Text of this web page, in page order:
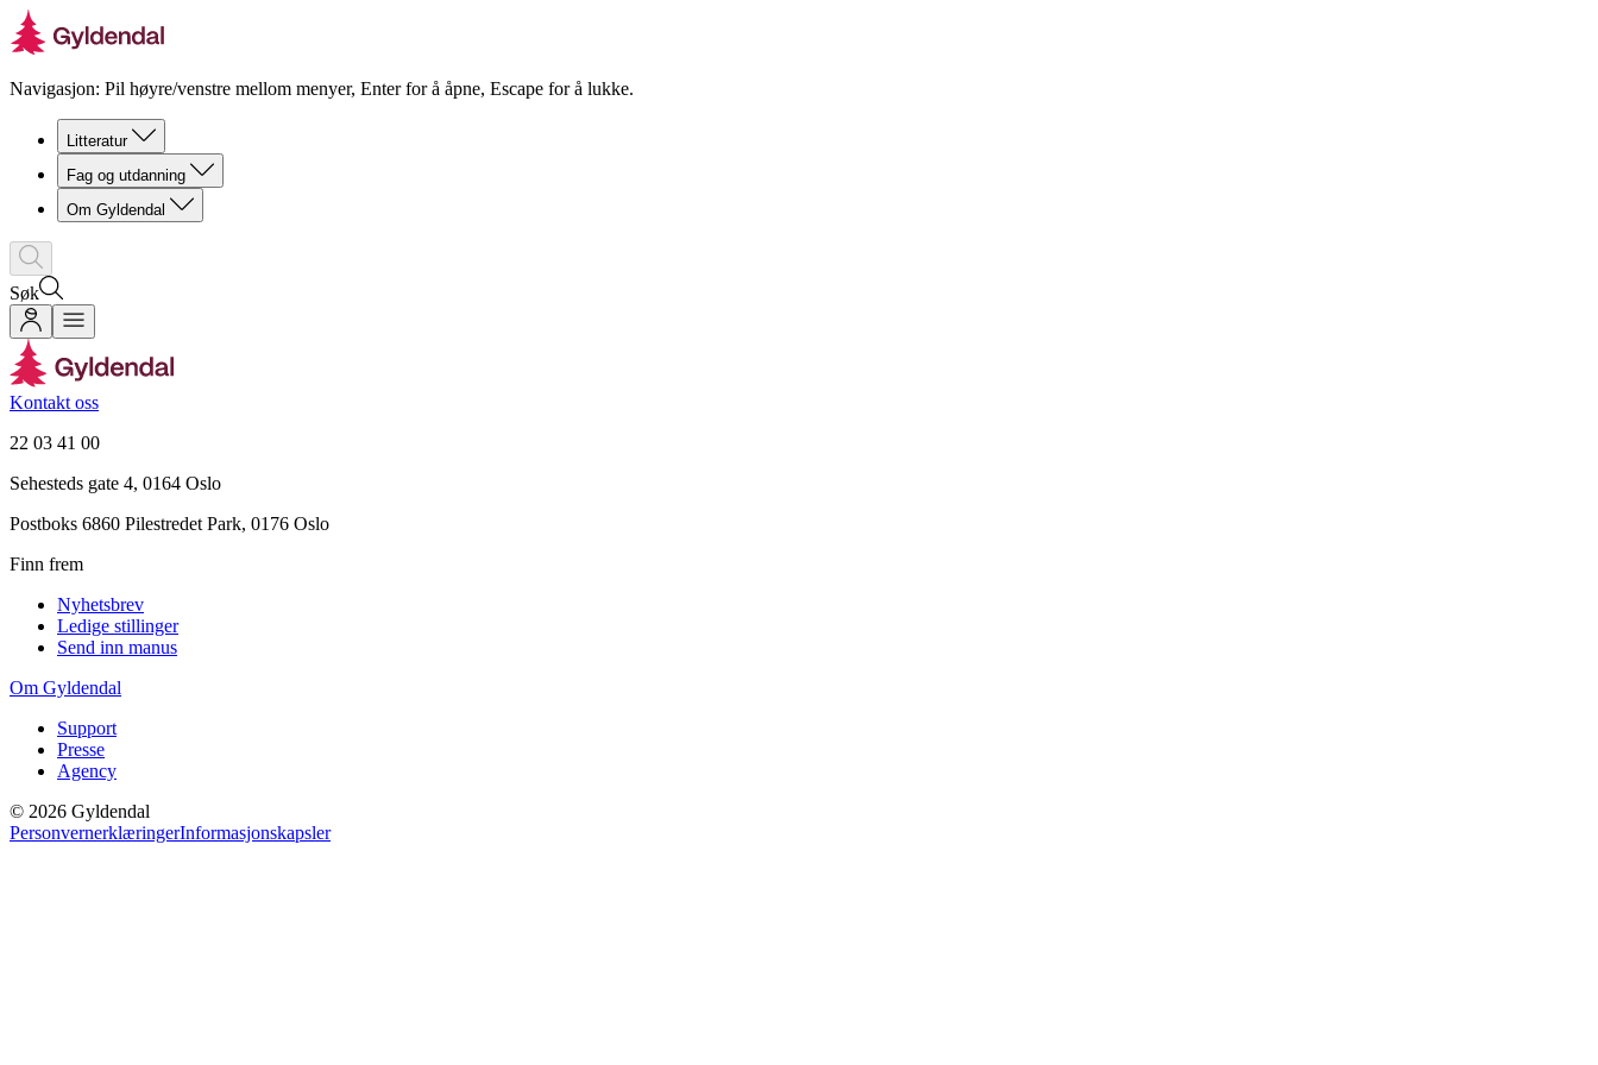
Navigasjon: Pil høyre/venstre mellom menyer, Enter for å åpne, Escape for å lukke.
Litteratur
Fag og utdanning
Om Gyldendal
Søk
Kontakt oss
22 03 41 00
Sehesteds gate 4, 0164 Oslo
Postboks 6860 Pilestredet Park, 0176 Oslo
Finn frem
Nyhetsbrev
Ledige stillinger
Send inn manus
Om Gyldendal
Support
Presse
Agency
© 2026 Gyldendal
PersonvernerklæringerInformasjonskapsler